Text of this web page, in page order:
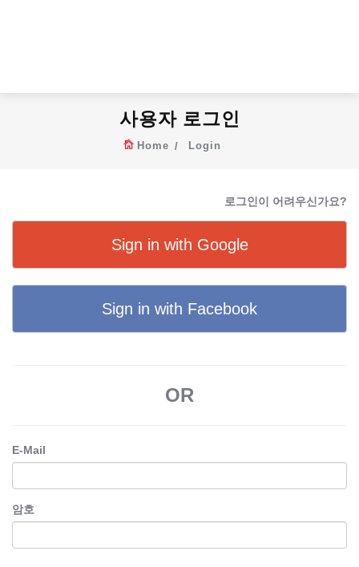
사용자 로그인
Home Login
로그인이 어려우신가요?
Sign in with Google
Sign in with Facebook
OR
E-Mail
암호